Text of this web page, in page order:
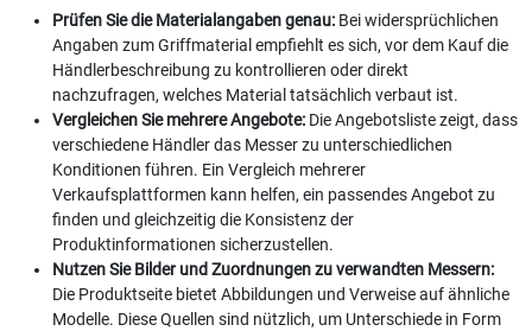
Prüfen Sie die Materialangaben genau: Bei widersprüchlichen
Angaben zum Griffmaterial empfiehlt es sich, vor dem Kauf die
Händlerbeschreibung zu kontrollieren oder direkt
nachzufragen, welches Material tatsächlich verbaut ist.
Vergleichen Sie mehrere Angebote: Die Angebotsliste zeigt, dass
verschiedene Händler das Messer zu unterschiedlichen
Konditionen führen. Ein Vergleich mehrerer
Verkaufsplattformen kann helfen, ein passendes Angebot zu
finden und gleichzeitig die Konsistenz der
Produktinformationen sicherzustellen.
Nutzen Sie Bilder und Zuordnungen zu verwandten Messern:
Die Produktseite bietet Abbildungen und Verweise auf ähnliche
Modelle. Diese Quellen sind nützlich, um Unterschiede in Form